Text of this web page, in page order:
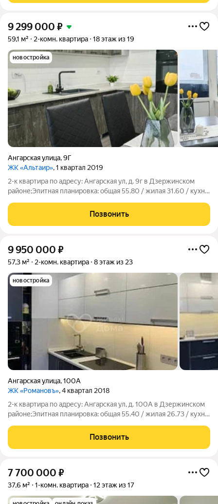
9 299 000 ₽
59,1 м² 2-комн. квартира 18 этаж из 19
новостройка
Ангарская улица,9Г
ЖК «Альтаир», 1 квартал 2019
2-к квартира по адресу: Ангарская ул, д. 9г в Дзержинском
районе;Элитная планировка: общая 55.80 / жилая 31.60 / кухня
отличном состоянии. Просторная двухкомнатная квартира с
современным
Позвонить
9 950 000 ₽
57,3 м² 2-комн. квартира 8 этаж из 23
новостройка
Ангарская улица,100А
ЖК «Романовъ», 4 квартал 2018
2-к квартира по адресу: Ангарская ул, д. 100А в Дзержинском
районе;Элитная планировка: общая 55.40 / жилая 26.73 / кухня
состоянии. Натяжные потолки. Пластиковые окна.
Установлены современные
Позвонить
7 700 000 ₽
37,6 м² 1-комн. квартира 12 этаж из 17